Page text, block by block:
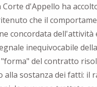
Corte d'Appello ha
che il
concordata
inequivocabile
del contratto
alla sostanza dei fatti: il